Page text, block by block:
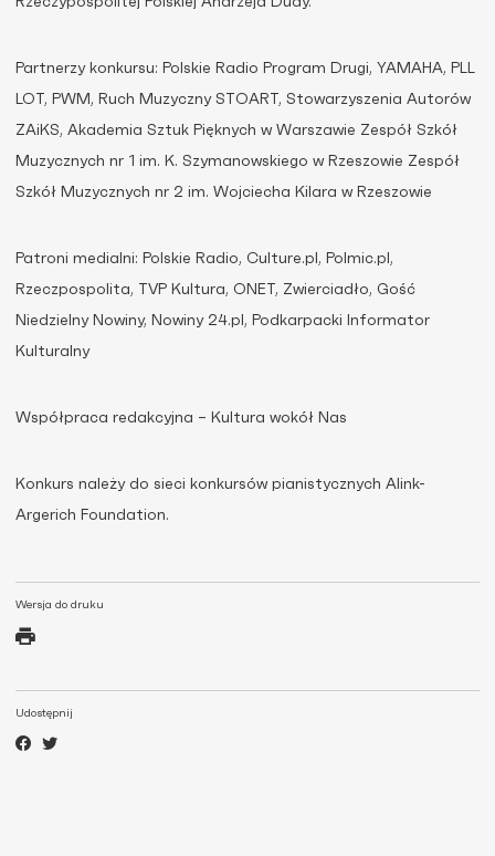
Wersja do druku
Udostępnij
Partnerzy konkursu: Polskie Radio Program Drugi, YAMAHA, PLL
LOT, PWM, Ruch Muzyczny STOART, Stowarzyszenia Autorów
ZAiKS, Akademia Sztuk Pięknych w Warszawie Zespół Szkół
Muzycznych nr 1 im. K. Szymanowskiego w Rzeszowie Zespół
Szkół Muzycznych nr 2 im. Wojciecha Kilara w Rzeszowie
Patroni medialni: Polskie Radio, Culture.pl, Polmic.pl,
Rzeczpospolita, TVP Kultura, ONET, Zwierciadło, Gość
Niedzielny Nowiny, Nowiny 24.pl, Podkarpacki Informator
Kulturalny
Współpraca redakcyjna – Kultura wokół Nas
Konkurs należy do sieci konkursów pianistycznych Alink-
Argerich Foundation.